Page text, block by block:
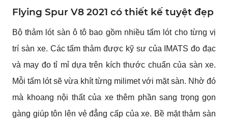
Flying Spur V8 2021 có thiết kế tuyệt đẹp
Bộ thảm lót sàn ô tô bao gồm nhiều tấm lót cho từng vị
trí sàn xe. Các tấm thảm được kỹ sư của IMATS đo đạc
và may đo tỉ mỉ dựa trên kích thước chuẩn của sàn xe.
Mỗi tấm lót sẽ vừa khít từng milimet với mặt sàn. Nhờ đó
mà khoang nội thất của xe thêm phần sang trọng gọn
gàng giúp tôn lên vẻ đẳng cấp của xe. Bề mặt thảm sàn